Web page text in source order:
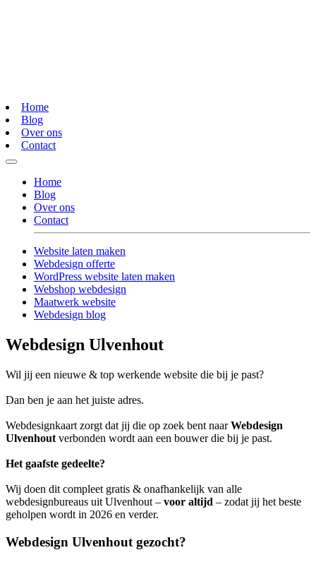
Home
Blog
Over ons
Contact
Home
Blog
Over ons
Contact
Website laten maken
Webdesign offerte
WordPress website laten maken
Webshop webdesign
Maatwerk website
Webdesign blog
Webdesign Ulvenhout
Wil jij een nieuwe & top werkende website die bij je past?
Dan ben je aan het juiste adres.
Webdesignkaart zorgt dat jij die op zoek bent naarWebdesign
Ulvenhout verbonden wordt aan een bouwer die bij je past.
Het gaafste gedeelte?
Wij doen dit compleet gratis & onafhankelijk van alle
webdesignbureaus uit Ulvenhout – voor altijd – zodat jij het beste
geholpen wordt in 2026 en verder.
Webdesign Ulvenhout gezocht?